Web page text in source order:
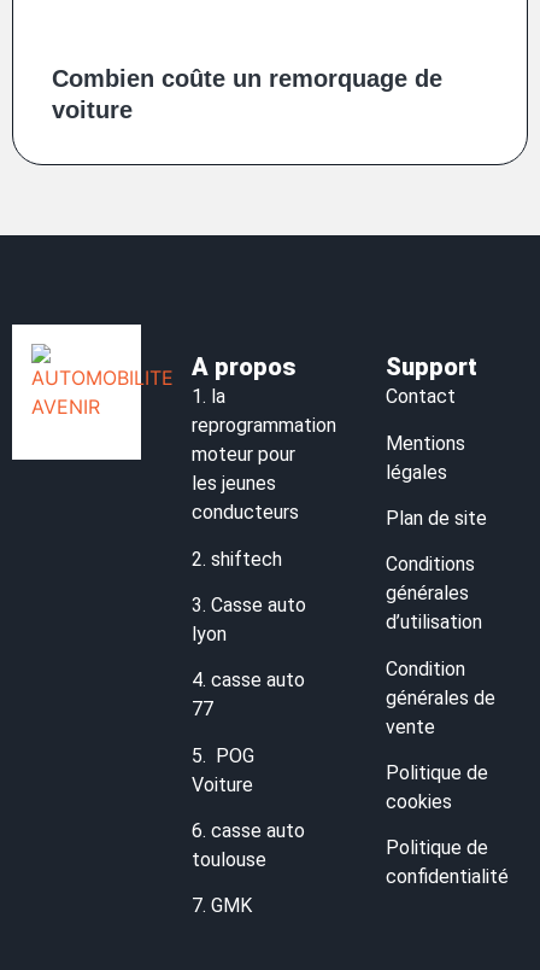
Combien coûte un remorquage de
voiture
A propos
1. la
reprogrammation
moteur pour
les jeunes
conducteurs
2.shiftech
3.Casse auto
lyon
4.casse auto
77
5. POG
Voiture
6.casse auto
toulouse
7.GMK
Support
Contact
Mentions
légales
Plan de site
Conditions
générales
d’utilisation
Condition
générales de
vente
Politique de
cookies
Politique de
confidentialité